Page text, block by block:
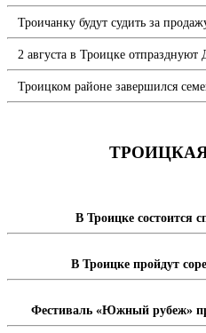
Троичанку будут судить за
2 августа в Троицке
Троицком районе завершился
В Троицке состоится
В Троицке пройдут
Фестиваль «Южный рубеж»